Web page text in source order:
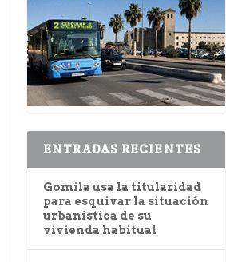
ENTRADAS RECIENTES
Gomila usa la titularidad
para esquivar la situación
urbanística de su
vivienda habitual